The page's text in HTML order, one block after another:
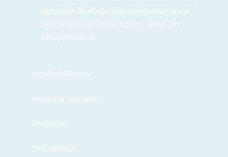
bijzonder flexibele oplossing voor al uw
behoeften aan extra woon-, werk- en
ontspanruimte.
Houtkeletbouw
Modulair bouwen
Projecten
Ons verhaal